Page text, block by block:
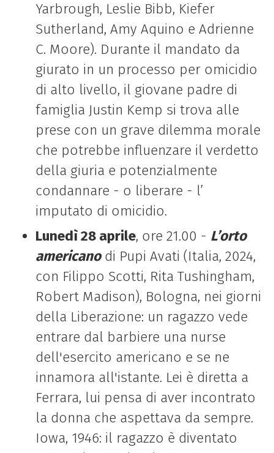
Yarbrough, Leslie Bibb, Kiefer
Sutherland, Amy Aquino e Adrienne
C. Moore). Durante il mandato da
giurato in un processo per omicidio
di alto livello, il giovane padre di
famiglia Justin Kemp si trova alle
prese con un grave dilemma morale
che potrebbe influenzare il verdetto
della giuria e potenzialmente
condannare - o liberare - l’
imputato di omicidio.
Lunedì 28 aprile, ore 21.00 - L’orto
americanodi Pupi Avati (Italia, 2024,
con Filippo Scotti, Rita Tushingham,
Robert Madison), Bologna, nei giorni
della Liberazione: un ragazzo vede
entrare dal barbiere una nurse
dell'esercito americano e se ne
innamora all'istante. Lei è diretta a
Ferrara, lui pensa di aver incontrato
la donna che aspettava da sempre.
Iowa, 1946: il ragazzo è diventato